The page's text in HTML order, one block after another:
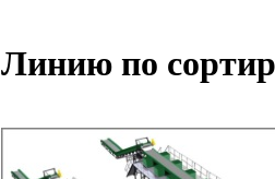
Линию по